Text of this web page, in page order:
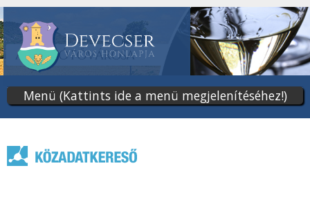
tartalomra
Menü (Kattints ide a menü megjelenítéséhez!)